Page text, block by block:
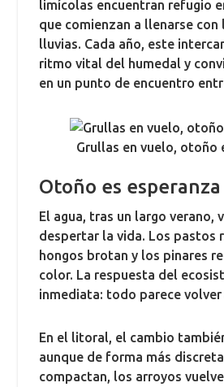
limícolas encuentran refugio
que comienzan a llenarse con
lluvias. Cada año, este
ritmo vital del humedal y
en un punto de encuentro
Grullas en vuelo, otoño
Otoño es esperanza
El agua, tras un largo verano,
despertar la vida. Los pastos
hongos brotan y los pinares
color. La respuesta del
inmediata: todo parece volver
En el litoral, el cambio
aunque de forma más
compactan, los arroyos